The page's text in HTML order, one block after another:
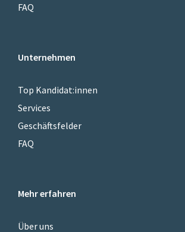
FAQ
Unternehmen
Top Kandidat:innen
Services
Geschäftsfelder
FAQ
Mehr erfahren
Über uns